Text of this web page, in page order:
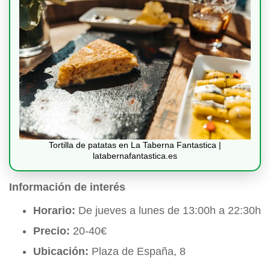
Tortilla de patatas en La Taberna Fantastica |
latabernafantastica.es
Información de interés
Horario: De jueves a lunes de 13:00h a 22:30h
Precio: 20-40€
Ubicación: Plaza de España, 8